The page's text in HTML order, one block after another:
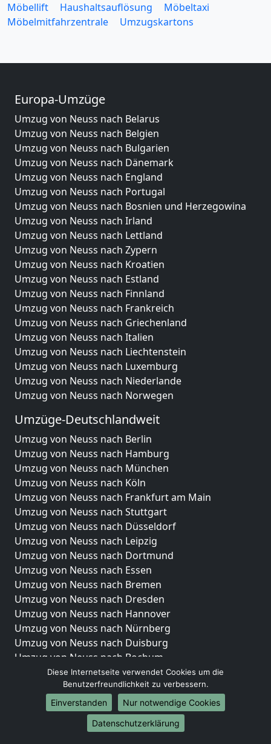
Möbellift
Haushaltsauflösung
Möbeltaxi
Möbelmitfahrzentrale
Umzugskartons
Europa-Umzüge
Umzug von Neuss nach Belarus
Umzug von Neuss nach Belgien
Umzug von Neuss nach Bulgarien
Umzug von Neuss nach Dänemark
Umzug von Neuss nach England
Umzug von Neuss nach Portugal
Umzug von Neuss nach Bosnien und Herzegowina
Umzug von Neuss nach Irland
Umzug von Neuss nach Lettland
Umzug von Neuss nach Zypern
Umzug von Neuss nach Kroatien
Umzug von Neuss nach Estland
Umzug von Neuss nach Finnland
Umzug von Neuss nach Frankreich
Umzug von Neuss nach Griechenland
Umzug von Neuss nach Italien
Umzug von Neuss nach Liechtenstein
Umzug von Neuss nach Luxemburg
Umzug von Neuss nach Niederlande
Umzug von Neuss nach Norwegen
Umzüge-Deutschlandweit
Umzug von Neuss nach Berlin
Umzug von Neuss nach Hamburg
Umzug von Neuss nach München
Umzug von Neuss nach Köln
Umzug von Neuss nach Frankfurt am Main
Umzug von Neuss nach Stuttgart
Umzug von Neuss nach Düsseldorf
Umzug von Neuss nach Leipzig
Umzug von Neuss nach Dortmund
Umzug von Neuss nach Essen
Umzug von Neuss nach Bremen
Umzug von Neuss nach Dresden
Umzug von Neuss nach Hannover
Umzug von Neuss nach Nürnberg
Umzug von Neuss nach Duisburg
Umzug von Neuss nach Bochum
Umzug von Neuss nach Wuppertal
Umzug von Neuss nach Bielefeld
Umzug von Neuss nach Bonn
Umzug von Neuss nach Münster
Diese Internetseite verwendet Cookies um die
Benutzerfreundlichkeit zu verbessern.
Einverstanden
Nur notwendige Cookies
Datenschutzerklärung